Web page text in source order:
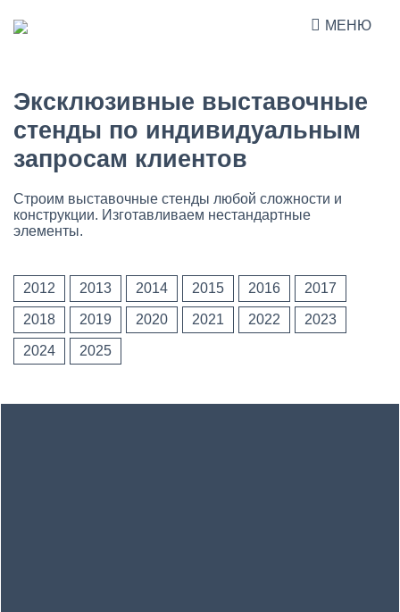
МЕНЮ
Эксклюзивные выставочные
стенды по индивидуальным
запросам клиентов
Строим выставочные стенды любой сложности и
конструкции. Изготавливаем нестандартные
элементы.
2012 2013 2014 2015 2016 2017
2018 2019 2020 2021 2022 2023
2024 2025